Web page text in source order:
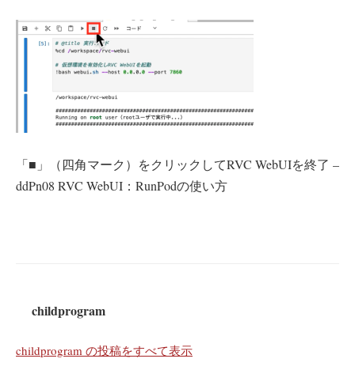
「■」（四角マーク）をクリックしてRVC WebUIを終了 –
ddPn08 RVC WebUI：RunPodの使い方
childprogram
childprogram の投稿をすべて表示